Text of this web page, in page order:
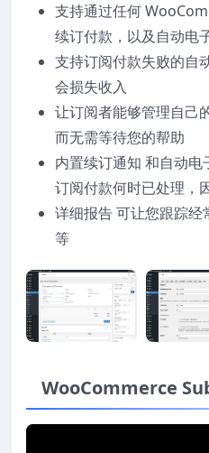
支持通过任何
续订付款，以及自动电
支持订阅付款失败的自
会损失收入
让订阅者能够管理自己
而无需等待您的帮助
内置续订通知 和自动
订阅付款何时已处理，
详细报告 可让您跟踪
等
WooCommerce